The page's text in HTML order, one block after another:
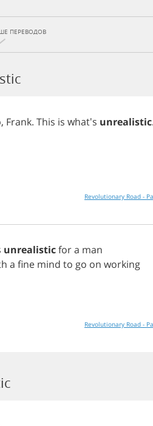
ПЕРЕВОДОВ
, Frank. This is what's unrealistic.
unrealisticfora man
a fine mind to go on working